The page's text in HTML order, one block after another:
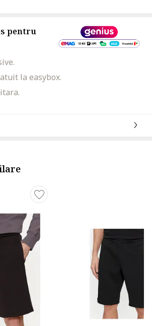
pentru
la easybox.